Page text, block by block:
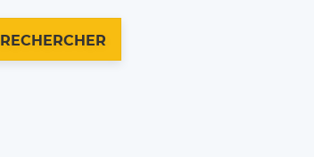
RECHERCHER